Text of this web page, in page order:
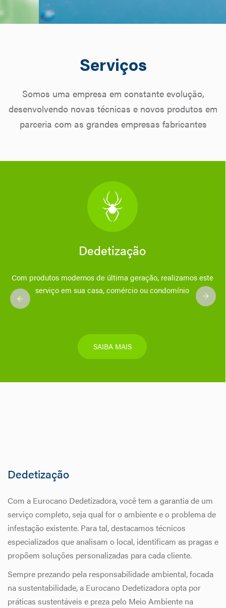
Serviços
Somos uma empresa em constante evolução,
desenvolvendo novas técnicas e novos produtos em
parceria com as grandes empresas fabricantes
Dedetização
Com produtos modernos de última geração, realizamos este
serviço em sua casa, comércio ou condomínio
SAIBA MAIS
Dedetização
Com a Eurocano Dedetizadora, você tem a garantia de um
serviço completo, seja qual for o ambiente e o problema de
infestação existente. Para tal, destacamos técnicos
especializados que analisam o local, identificam as pragas e
propõem soluções personalizadas para cada cliente.
Sempre prezando pela responsabilidade ambiental, focada
na sustentabilidade, a Eurocano Dedetizadora opta por
práticas sustentáveis e preza pelo Meio Ambiente na